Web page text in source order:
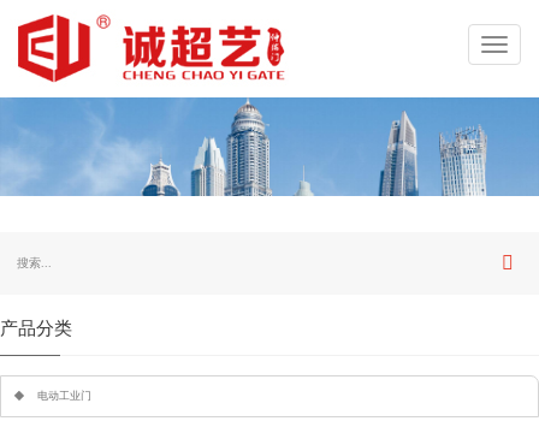
产品分类
电动工业门